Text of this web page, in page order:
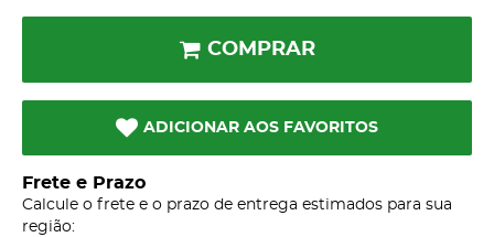
COMPRAR
ADICIONAR AOS FAVORITOS
Frete e Prazo
Calcule o frete e o prazo de entrega estimados para sua
região: